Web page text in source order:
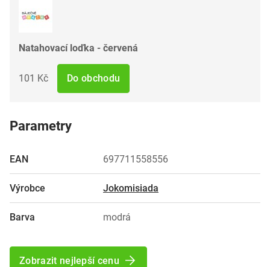
Natahovací loďka - červená
101 Kč Do obchodu
Parametry
EAN 697711558556
Výrobce Jokomisiada
Barva modrá
Zobrazit nejlepší cenu